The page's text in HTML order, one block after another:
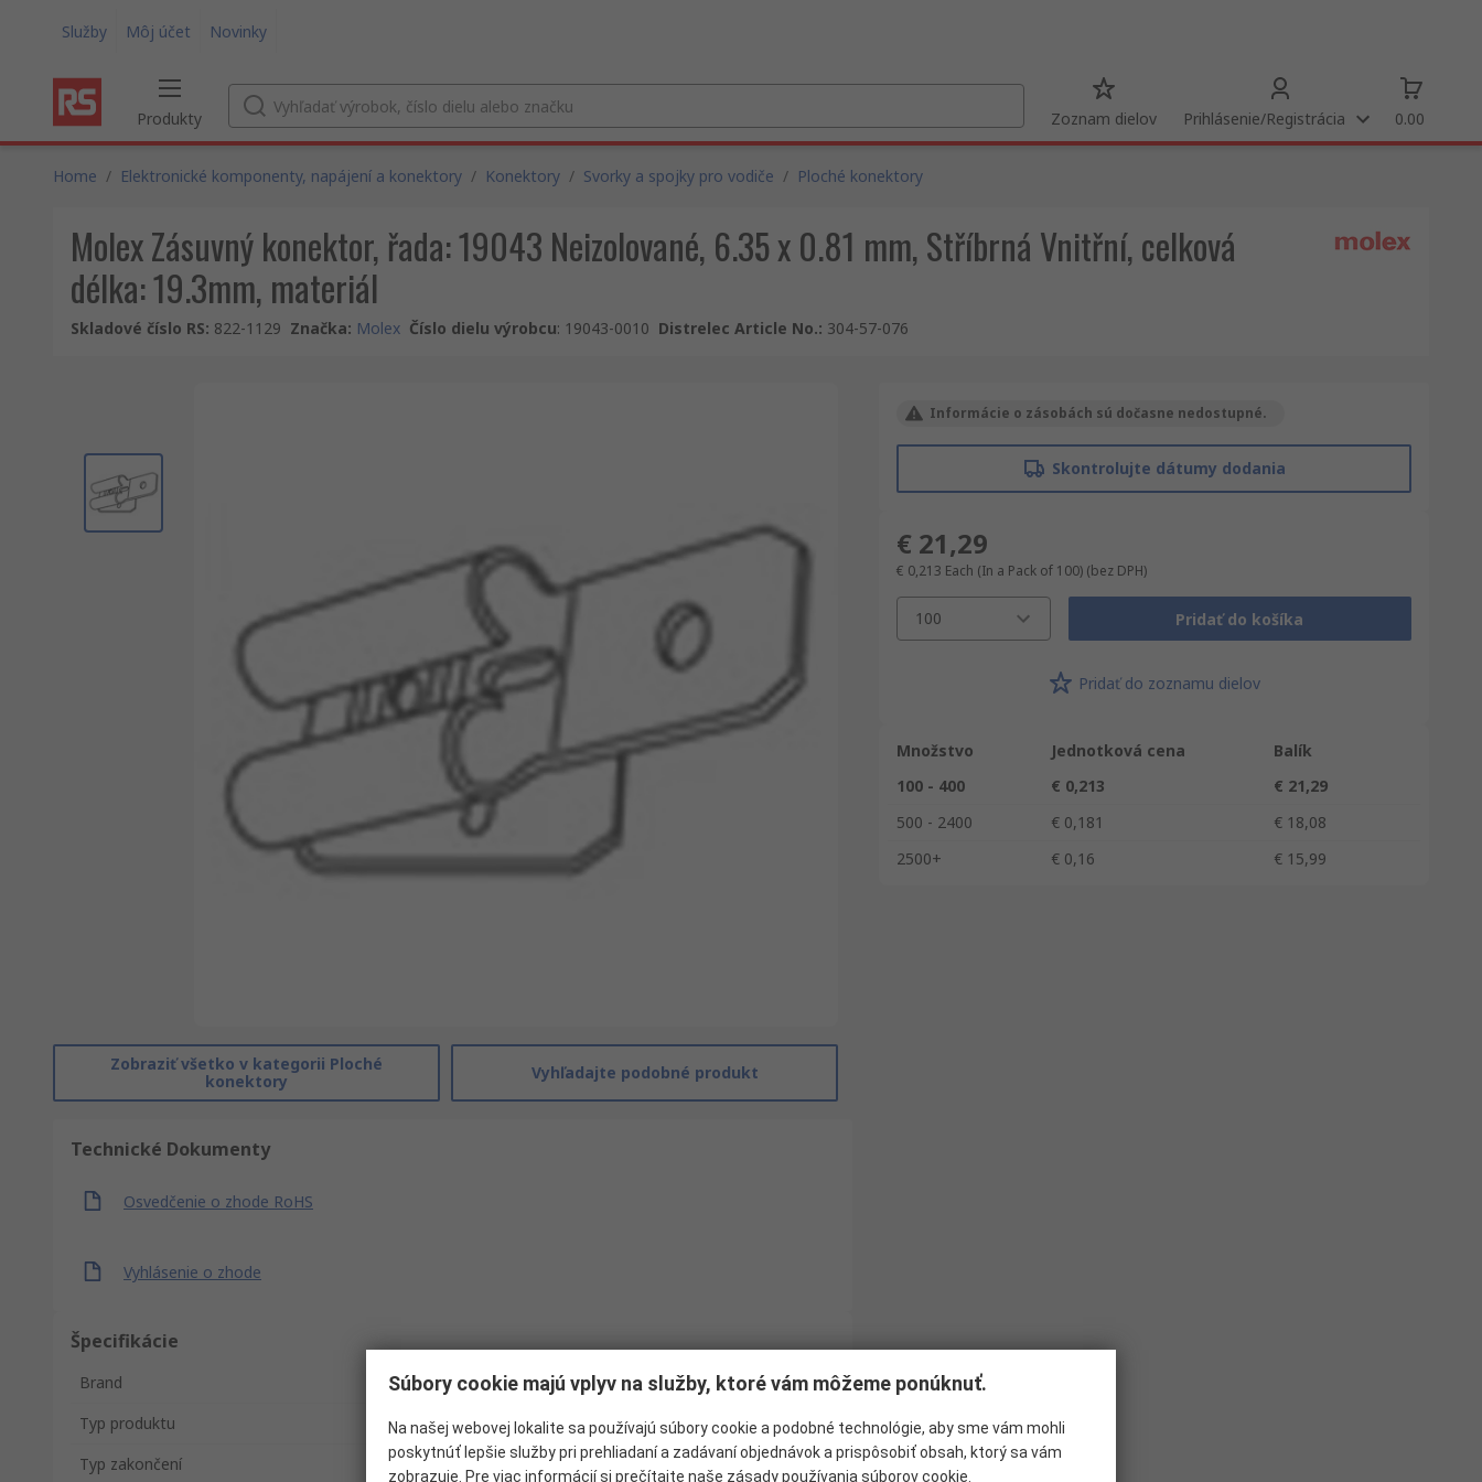
Služby Môj účet Novinky
Produkty Zoznam dielov Prihlásenie/Registrácia 0.00
Home / Elektronické komponenty, napájení a konektory / Konektory / Svorky a spojky pro vodiče / Ploché konektory
Molex Zásuvný konektor, řada: 19043 Neizolované, 6.35 x 0.81 mm, Stříbrná Vnitřní, celková
délka: 19.3mm, materiál
Skladové číslo RS: 822-1129 Značka: Molex Číslo dielu výrobcu: 19043-0010 Distrelec Article No.: 304-57-076
Zobraziť všetko v kategorii Ploché
konektory
Vyhľadajte podobné produkt
Technické Dokumenty
Osvedčenie o zhode RoHS
Vyhlásenie o zhode
Špecifikácie
Brand
Molex
Typ produktu
Zásuvný konektor
Typ zakončení
Crimp
Informácie o zásobách sú dočasne nedostupné.
Skontrolujte dátumy dodania
€ 21,29
€ 0,213 Each (In a Pack of 100) (bez DPH)
100 Pridať do košíka
Pridať do zoznamu dielov
Množstvo Jednotková cena
Balík
100 - 400
€ 0,213
€ 21,29
500 - 2400
€ 0,181
€ 18,08
2500+
€ 0,16 € 15,99
Súbory cookie majú vplyv na služby, ktoré vám môžeme ponúknuť.
Na našej webovej lokalite sa používajú súbory cookie a podobné technológie, aby sme vám mohli
poskytnúť lepšie služby pri prehliadaní a zadávaní objednávok a prispôsobiť obsah, ktorý sa vám
zobrazuje. Pre viac informácií si prečítajte naše zásady používania súborov cookie.